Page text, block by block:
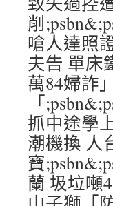
削
嗆人達照
夫告 單床
萬84婦詐
「
抓中途學
潮機換 人
寶
蘭 圾垃噸